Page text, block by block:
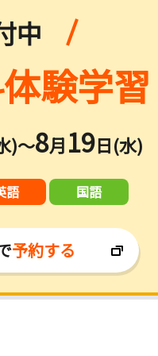
中
験学習
)～8月19日(水)
語 国語
予約する